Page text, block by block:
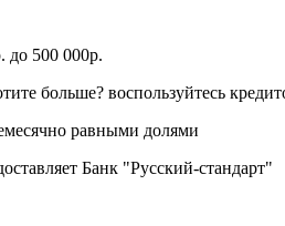
до 500 000р.
больше? воспользуйтесь
равными долями
Банк "Русский-стандарт"